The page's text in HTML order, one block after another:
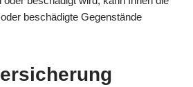
beschädigte Gegenstände